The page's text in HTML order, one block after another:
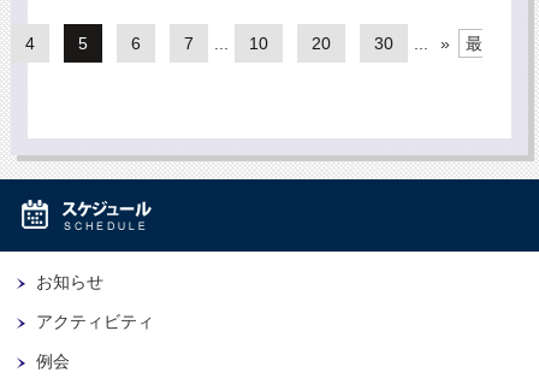
4 5 6 7 10 20 30 » 最
お知らせ
アクティビティ
例会